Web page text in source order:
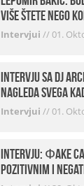
više štete nego
Intervjui //01.
Intervju sa DJ
nagleda svega
pitanju. U
Intervjui //01.
INTERVJU: Фake
pozitivnim i